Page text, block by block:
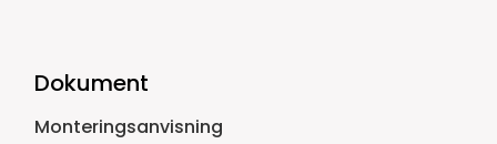
Dokument
Monteringsanvisning